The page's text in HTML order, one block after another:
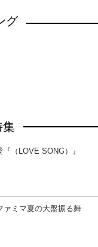
グ
集
（LOVE SONG）』
ァミマ夏の大盤振る舞